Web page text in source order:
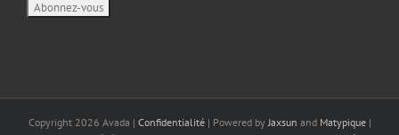
Copyright 2026 Avada | Confidentialité | Powered byJaxsun and Matypique|